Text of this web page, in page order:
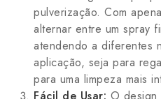
pulverização. Com
alternar entre um spray
atendendo a diferentes
aplicação, seja para
para uma limpeza mais